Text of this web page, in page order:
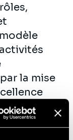
la mise
le